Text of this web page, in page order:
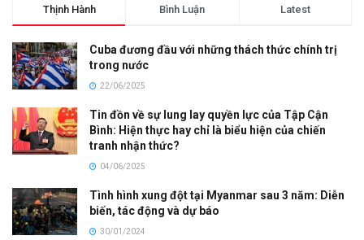
Thịnh Hành Bình Luận Latest
Cuba đương đầu với những thách thức chính trị
trong nước
22/06/2025
Tin đồn về sự lung lay quyền lực của Tập Cận
Bình: Hiện thực hay chỉ là biểu hiện của chiến
tranh nhận thức?
04/06/2025
Tình hình xung đột tại Myanmar sau 3 năm: Diễn
biến, tác động và dự báo
30/01/2024